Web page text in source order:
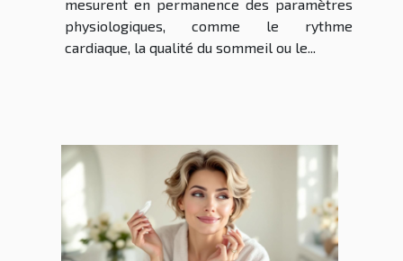
mesurent en permanence des paramètres
physiologiques, comme le rythme
cardiaque, la qualité du sommeil ou le...